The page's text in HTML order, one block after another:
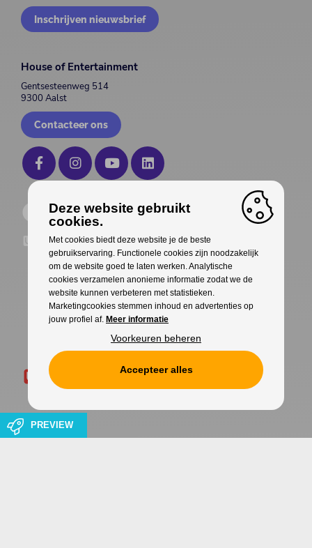
PREVIEW
Inschrijven nieuwsbrief
House of Entertainment
Gentsesteenweg 514
9300 Aalst
Contacteer ons
Deze website gebruikt
cookies.
Met cookies biedt deze website je de beste
gebruikservaring. Functionele cookies zijn noodzakelijk
om de website goed te laten werken. Analytische
cookies verzamelen anonieme informatie zodat we de
website kunnen verbeteren met statistieken.
Marketingcookies stemmen inhoud en advertenties op
jouw profiel af. Meer informatie
Voorkeuren beheren
Accepteer alles